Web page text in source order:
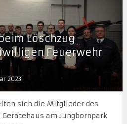
Löschzug
Feuerwehr
2023
sich die Mitglieder des
am Jungbornpark